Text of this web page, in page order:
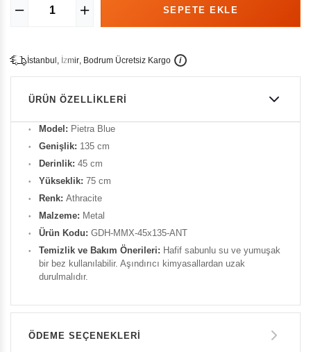
İstanbu , İzmir, Bodrum Ücretsiz Kargo i
ÜRÜN ÖZELLIKLERI
Model: Pietra Blue
Genişlik: 135 cm
Derinlik: 45 cm
Yükseklik: 75 cm
Renk: Athracite
Malzeme: Metal
Ürün Kodu: GDH-MMX-45x135-ANT
Temizlik ve Bakım Önerileri: Hafif sabunlu su ve yumuşak
bir bez kullanılabilir. Aşındırıcı kimyasallardan uzak
durulmalıdır.
ÖDEME SEÇENEKLERI